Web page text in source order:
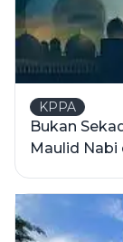
KPPA
Bukan
Maulid Nabi